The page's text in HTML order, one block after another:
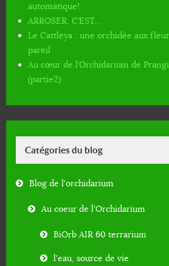
automatique!
ARROSER, C’EST…
Le Cattleya : une orchidée aux
pareil
Au cœur de l’Orchidarium de
(partie2)
Catégories du blog
Blog de l'orchidarium
Au coeur de l'Orchidarium
BiOrb AIR 60 terrarium
l'eau, source de vie